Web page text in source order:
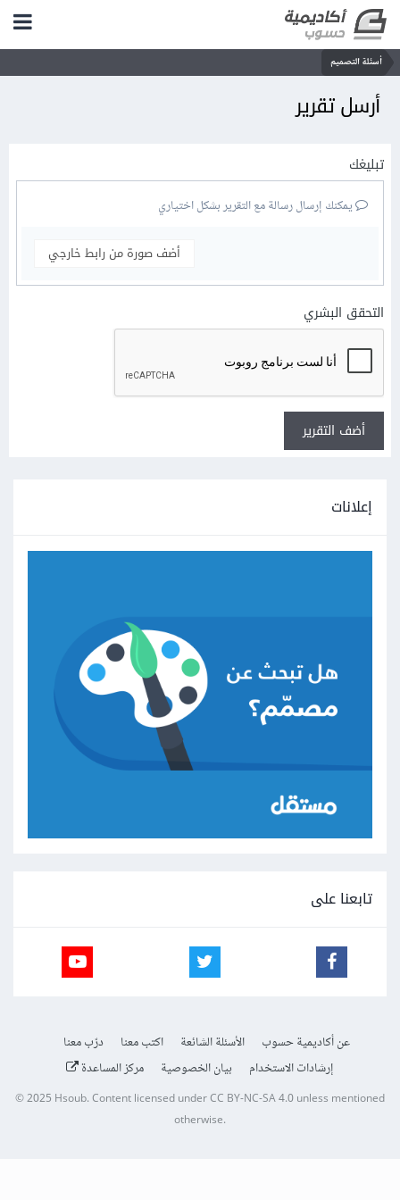
أسئلة التصميم
أرسل تقرير
تبليغك
يمكنك إرسال رسالة مع التقرير بشكل اختياري
أضف صورة من رابط خارجي
التحقق البشري
أضف التقرير
إعلانات
تابعنا على
عن أكاديمية حسوب الأسئلة الشائعة اكتب معنا
درّب معنا
إرشادات الاستخدام
بيان الخصوصية مركز المساعدة
© 2025 Hsoub.Content licensed underCC BY-NC-SA 4.0unless mentioned
otherwise.